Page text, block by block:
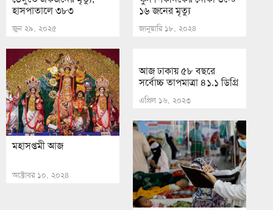
হাসপাতালে ৩৮৩
জুন ২৯, ২০২৫
১৬ জনের মৃত্যু
জানুয়ারি ১৮, ২০২৪
মহাসপ্তমী আজ
অক্টোবর ১০, ২০২৪
আজ ঢাকায় ৫৮ বছরে
সর্বোচ্চ তাপমাত্রা ৪১.১ ডিগ্রি
এপ্রিল ১৬, ২০২৩